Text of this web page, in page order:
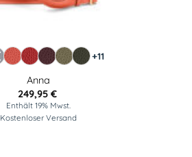
+11
Anna
249,95 €
Enthält 19% Mwst.
Kostenloser Versand